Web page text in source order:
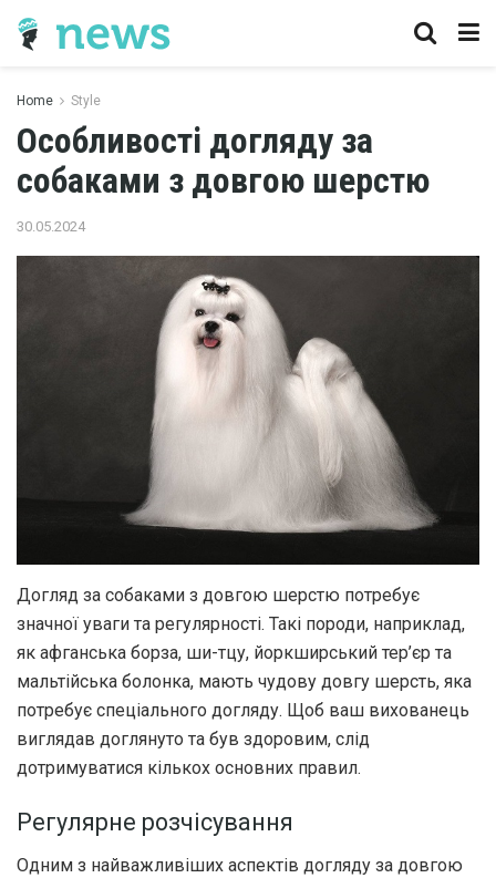
Home Style
Особливості догляду за
собаками з довгою шерстю
30.05.2024
Догляд за собаками з довгою шерстю потребує
значної уваги та регулярності. Такі породи, наприклад,
як афганська борза, ши-тцу, йоркширський тер’єр та
мальтійська болонка, мають чудову довгу шерсть, яка
потребує спеціального догляду. Щоб ваш вихованець
виглядав доглянуто та був здоровим, слід
дотримуватися кількох основних правил.
Регулярне розчісування
Одним з найважливіших аспектів догляду за довгою